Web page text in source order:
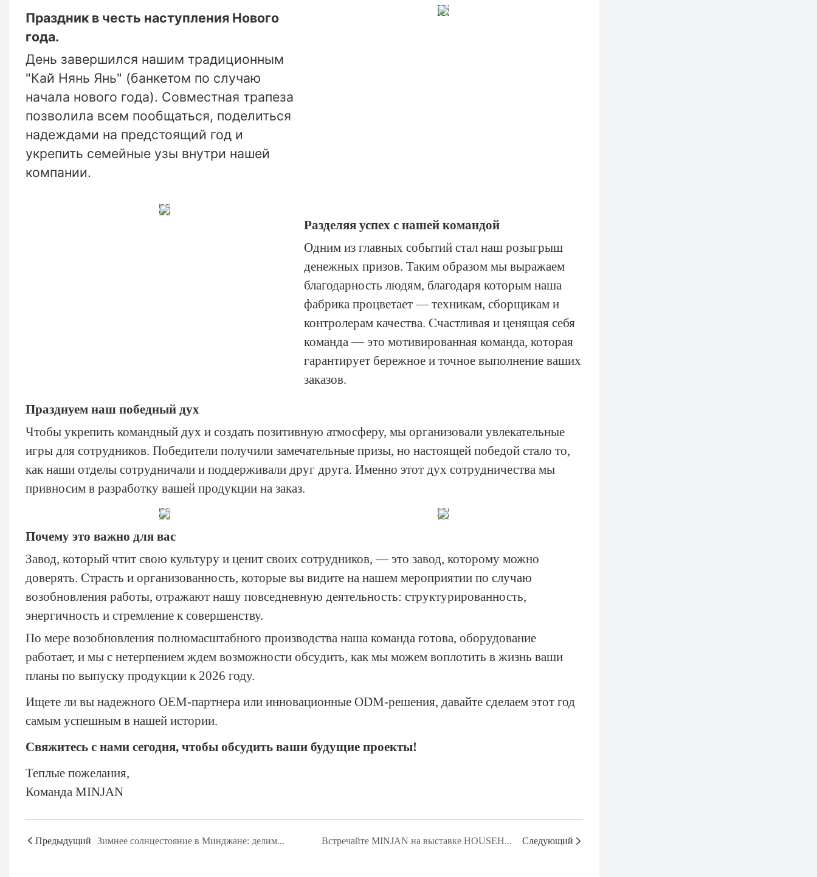
Праздник в честь наступления Нового
года.
День завершился нашим традиционным
"Кай Нянь Янь" (банкетом по случаю
начала нового года). Совместная трапеза
позволила всем пообщаться, поделиться
надеждами на предстоящий год и
укрепить семейные узы внутри нашей
компании.
Разделяя успех с нашей командой
Одним из главных событий стал наш розыгрыш
денежных призов. Таким образом мы выражаем
благодарность людям, благодаря которым наша
фабрика процветает — техникам, сборщикам и
контролерам качества. Счастливая и ценящая себя
команда — это мотивированная команда, которая
гарантирует бережное и точное выполнение ваших
заказов.
Празднуем наш победный дух
Чтобы укрепить командный дух и создать позитивную атмосферу, мы организовали увлекательные
игры для сотрудников. Победители получили замечательные призы, но настоящей победой стало то,
как наши отделы сотрудничали и поддерживали друг друга. Именно этот дух сотрудничества мы
привносим в разработку вашей продукции на заказ.
Почему это важно для вас
Завод, который чтит свою культуру и ценит своих сотрудников, — это завод, которому можно
доверять. Страсть и организованность, которые вы видите на нашем мероприятии по случаю
возобновления работы, отражают нашу повседневную деятельность: структурированность,
энергичность и стремление к совершенству.
По мере возобновления полномасштабного производства наша команда готова, оборудование
работает, и мы с нетерпением ждем возможности обсудить, как мы можем воплотить в жизнь ваши
планы по выпуску продукции к 2026 году.
Ищете ли вы надежного OEM-партнера или инновационные ODM-решения, давайте сделаем этот год
самым успешным в нашей истории.
Свяжитесь с нами сегодня, чтобы обсудить ваши будущие проекты!
Теплые пожелания,
Команда MINJAN
Предыдущий Зимнее солнцестояние в Минджане: делимся благословениями, укрепляем связи и встречаем светлое завтра. Встречайте MINJAN на выставке HOUSEHOLD EXPO 2026 в Москве – ваш путь к высококачественной кухонной технике. Следующий